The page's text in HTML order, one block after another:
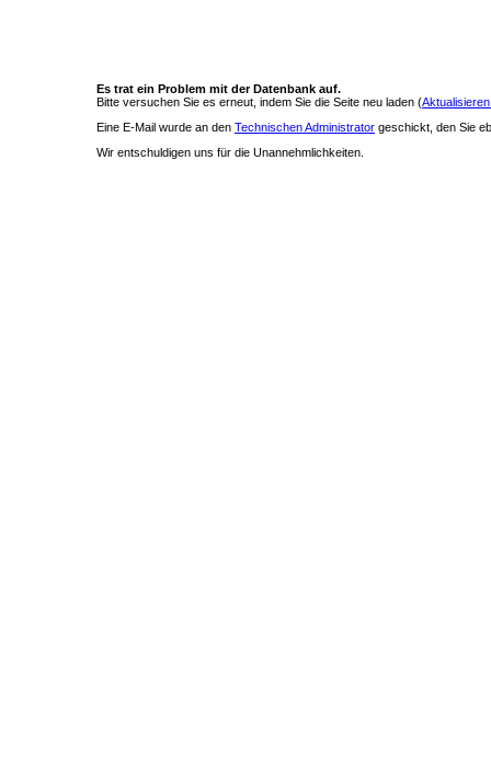
Es trat ein Problem mit der Datenbank auf.
Bitte versuchen Sie es erneut, indem Sie die Seite neu laden (
Eine E-Mail wurde an den Technischen Administrator geschickt, den Sie
Wir entschuldigen uns für die Unannehmlichkeiten.